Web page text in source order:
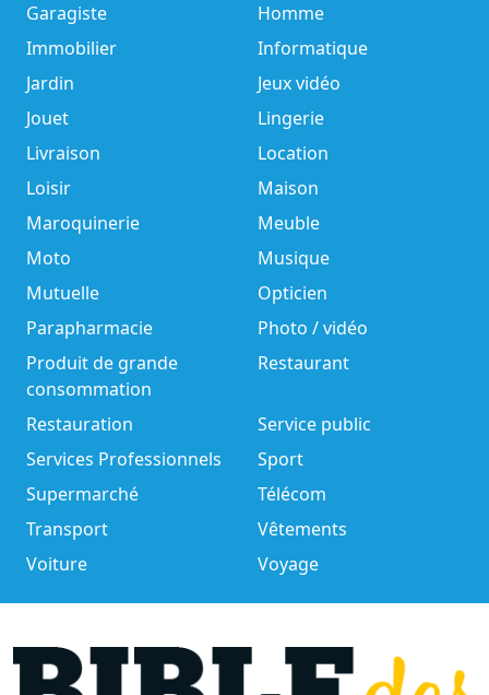
Garagiste
Homme
Immobilier
Informatique
Jardin
Jeux vidéo
Jouet
Lingerie
Livraison
Location
Loisir
Maison
Maroquinerie
Meuble
Moto
Musique
Mutuelle
Opticien
Parapharmacie
Photo / vidéo
Produit de grande
consommation
Restaurant
Restauration
Service public
Services Professionnels
Sport
Supermarché
Télécom
Transport
Vêtements
Voiture
Voyage